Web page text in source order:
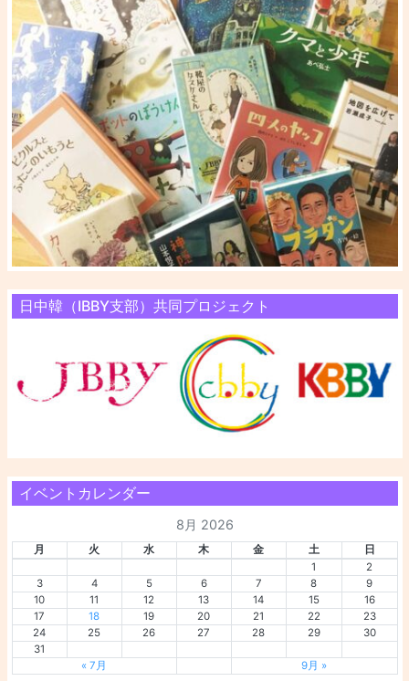
日中韓（IBBY支部）共同プロジェクト
イベントカレンダー
8月 2026
月 火 水 木 金 土
日
1
2
3
4 5 6 7 8
9
10
11 12 13 14 15
16
17
18 19 20 21 22
23
24
25 26 27 28 29
30
31
« 7月
9月 »